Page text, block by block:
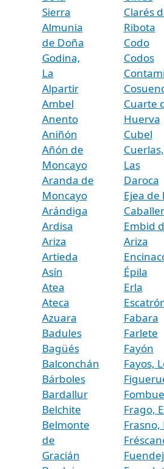
Sierra
Almunia
de Doña
Godina,
La
Alpartir
Ambel
Anento
Aniñón
Añón de
Moncayo
Aranda de
Moncayo
Arándiga
Ardisa
Ariza
Artieda
Asín
Atea
Ateca
Azuara
Badules
Bagüés
Balconchán
Bárboles
Bardallur
Belchite
Belmonte
de
Gracián
Clarés
Ribota
Codo
Codos
Cuarte
Huerva
Cubel
Cuerlas,
Las
Daroca
Ejea de
Embid
Ariza
Épila
Erla
Fabara
Farlete
Fayón
Fayos,
Frago,
Frasno,